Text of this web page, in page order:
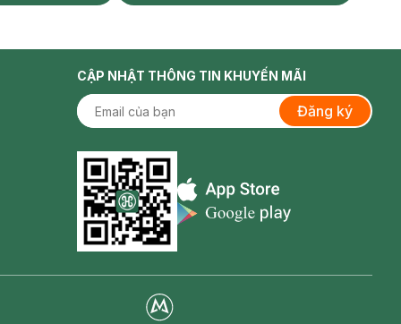
CẬP NHẬT THÔNG TIN KHUYẾN MÃI
Đăng ký
Appstore icon